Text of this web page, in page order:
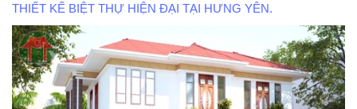
THIẾT KẾ BIỆT THỰ HIỆN ĐẠI TẠI HƯNG YÊN.